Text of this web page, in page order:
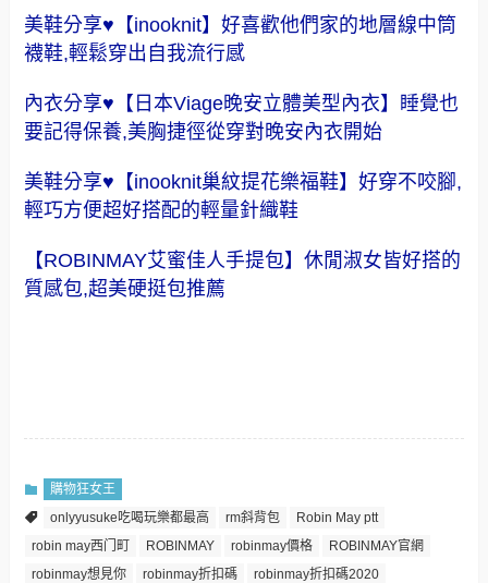
美鞋分享♥【inooknit】好喜歡他們家的地層線中筒
襪鞋,輕鬆穿出自我流行感
內衣分享♥【日本Viage晚安立體美型內衣】睡覺也
要記得保養,美胸捷徑從穿對晚安內衣開始
美鞋分享♥【inooknit巢紋提花樂福鞋】好穿不咬腳,
輕巧方便超好搭配的輕量針織鞋
【ROBINMAY艾蜜佳人手提包】休閒淑女皆好搭的
質感包,超美硬挺包推薦
購物狂女王
onlyyusuke吃喝玩樂都最高
rm斜背包
Robin May ptt
robin may西门町
ROBINMAY robinmay價格
ROBINMAY官網
robinmay想見你
robinmay折扣碼
robinmay折扣碼2020